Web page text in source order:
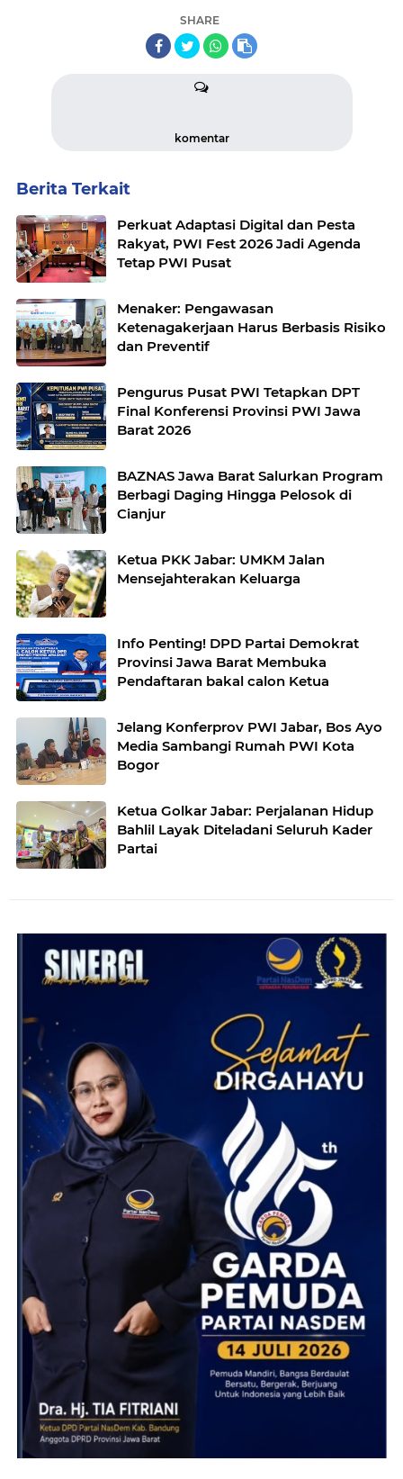
SHARE
komentar
Berita Terkait
Perkuat Adaptasi Digital dan Pesta
Rakyat, PWI Fest 2026 Jadi Agenda
Tetap PWI Pusat
Menaker: Pengawasan
Ketenagakerjaan Harus Berbasis Risiko
dan Preventif
Pengurus Pusat PWI Tetapkan DPT
Final Konferensi Provinsi PWI Jawa
Barat 2026
BAZNAS Jawa Barat Salurkan Program
Berbagi Daging Hingga Pelosok di
Cianjur
Ketua PKK Jabar: UMKM Jalan
Mensejahterakan Keluarga
Info Penting! DPD Partai Demokrat
Provinsi Jawa Barat Membuka
Pendaftaran bakal calon Ketua
Jelang Konferprov PWI Jabar, Bos Ayo
Media Sambangi Rumah PWI Kota
Bogor
Ketua Golkar Jabar: Perjalanan Hidup
Bahlil Layak Diteladani Seluruh Kader
Partai